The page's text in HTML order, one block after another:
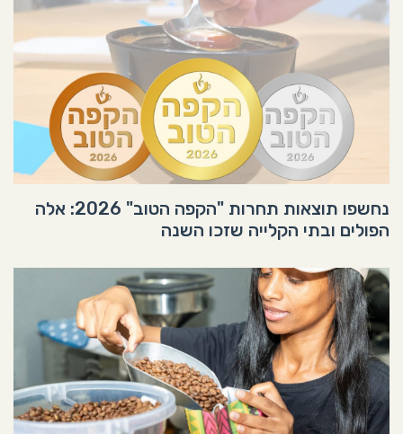
נחשפו תוצאות תחרות "הקפה הטוב" 2026: אלה
הפולים ובתי הקלייה שזכו השנה